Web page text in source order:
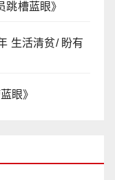
跳槽蓝眼》
生活清贫/ 盼有
眼》